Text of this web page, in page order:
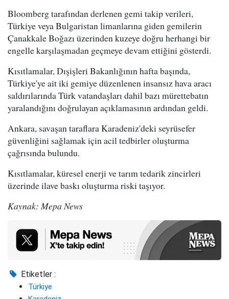
Bloomberg tarafından derlenen gemi takip verileri,
Türkiye veya Bulgaristan limanlarına giden gemilerin
Çanakkale Boğazı üzerinden kuzeye doğru herhangi bir
engelle karşılaşmadan geçmeye devam ettiğini gösterdi.
Kısıtlamalar, Dışişleri Bakanlığının hafta başında,
Türkiye'ye ait iki gemiye düzenlenen insansız hava aracı
saldırılarında Türk vatandaşları dahil bazı mürettebatın
yaralandığını doğrulayan açıklamasının ardından geldi.
Ankara, savaşan taraflara Karadeniz'deki seyrüsefer
güvenliğini sağlamak için acil tedbirler oluşturma
çağrısında bulundu.
Kısıtlamalar, küresel enerji ve tarım tedarik zincirleri
üzerinde ilave baskı oluşturma riski taşıyor.
Kaynak: Mepa News
Etiketler :
Türkiye